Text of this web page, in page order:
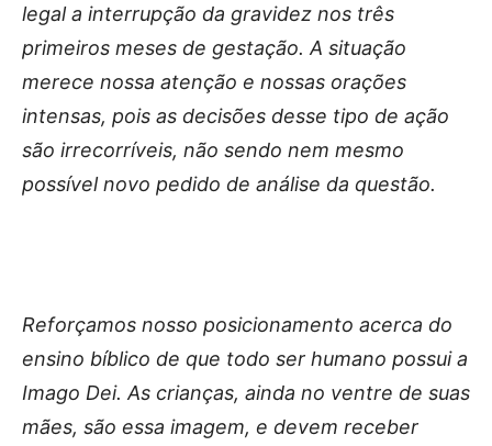
legal a interrupção da gravidez nos três
primeiros meses de gestação. A situação
merece nossa atenção e nossas orações
intensas, pois as decisões desse tipo de ação
são irrecorríveis, não sendo nem mesmo
possível novo pedido de análise da questão.
Reforçamos nosso posicionamento acerca do
ensino bíblico de que todo ser humano possui a
Imago Dei. As crianças, ainda no ventre de suas
mães, são essa imagem, e devem receber